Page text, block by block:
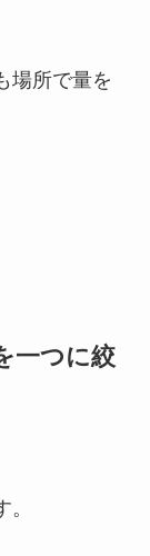
場所で量を
一つに絞